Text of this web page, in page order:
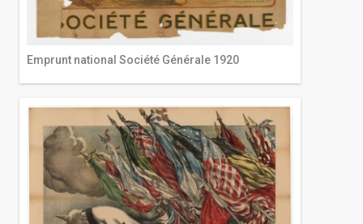
Emprunt national Société Générale 1920